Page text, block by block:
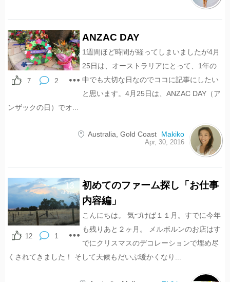
2
7
ANZAC DAY
1週間ほど時間が経ってしまいましたが4月
25日は、オーストラリアにとって、1年の
中でも大切な日なのでココに記事にしたい
と思います。4月25日は、ANZAC DAY（ア
ンザックの日）でオ...
Australia Gold Coast Makiko
Apr, 30, 2016
13
shares
1
12
初めてのファーム探し「お仕事
内容編」
こんにちは。 気づけば１１月。すでに今年
も残りあと２ヶ月。 メルボルンのお店はす
でにクリスマスのデコレーションで埋め尽
くされてきました！ そして天候もだいぶ暖かくなり...